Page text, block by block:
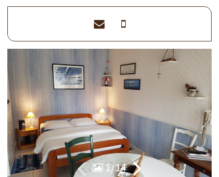
>06
03
82
88
1/14